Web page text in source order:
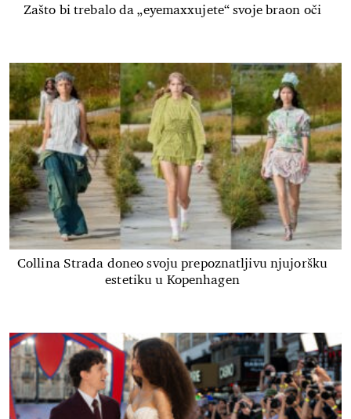
Zašto bi trebalo da „eyemaxxujete“ svoje braon oči
Collina Strada doneo svoju prepoznatljivu njujoršku
estetiku u Kopenhagen